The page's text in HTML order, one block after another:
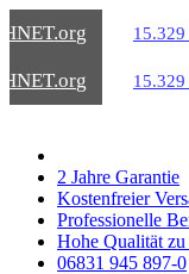
.org
.org
2 Jahre Garantie
Kostenfreier
Professionelle
Hohe Qualität zu
06831 945 897-0